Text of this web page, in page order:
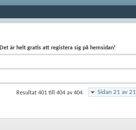
Det är helt gratis att registera sig på hemsidan!
Sidan 21 av 21
Resultat 401 till 404 av 404